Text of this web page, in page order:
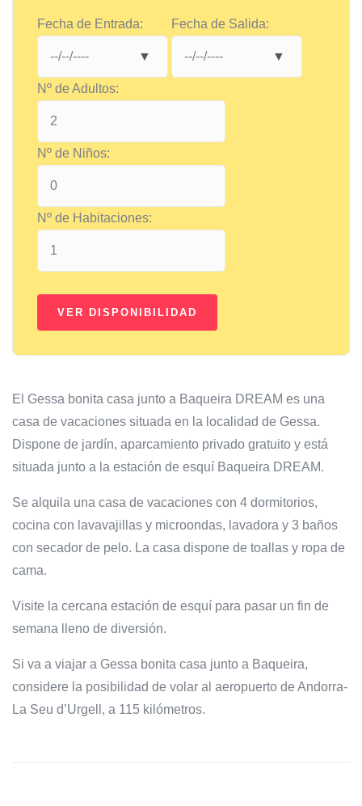
Fecha de Entrada: Fecha de Salida:
Nº de Adultos:
Nº de Niños:
Nº de Habitaciones:
El Gessa bonita casa junto a Baqueira DREAM es una
casa de vacaciones situada en la localidad de Gessa.
Dispone de jardín, aparcamiento privado gratuito y está
situada junto a la estación de esquí Baqueira DREAM.
Se alquila una casa de vacaciones con 4 dormitorios,
cocina con lavavajillas y microondas, lavadora y 3 baños
con secador de pelo. La casa dispone de toallas y ropa de
cama.
Visite la cercana estación de esquí para pasar un fin de
semana lleno de diversión.
Si va a viajar a Gessa bonita casa junto a Baqueira,
considere la posibilidad de volar al aeropuerto de Andorra-
La Seu d’Urgell, a 115 kilómetros.